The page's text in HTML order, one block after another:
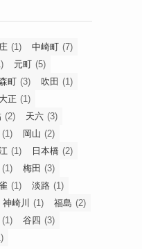
(1) 中崎町 (7)
元町 (5)
町 (3) 吹田 (1)
大正 (1)
(2) 天六 (3)
(1) 岡山 (2)
(1) 日本橋 (2)
(1) 梅田 (3)
(1) 淡路 (1)
神崎川 (1) 福島 (2)
(1) 谷四 (3)